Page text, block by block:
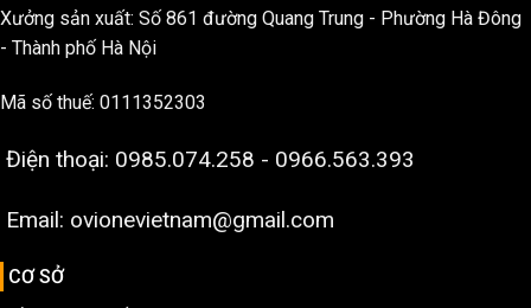
Xưởng sản xuất: Số 861 đường Quang Trung - Phường Hà Đông
- Thành phố Hà Nội
Mã số thuế: 0111352303
Điện thoại: 0985.074.258 - 0966.563.393
Email: ovionevietnam@gmail.com
CƠ SỞ